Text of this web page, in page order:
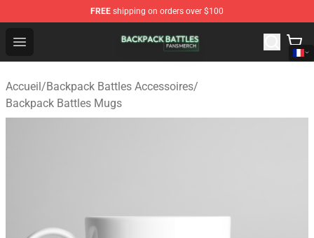
FREE shipping on orders over $100
Open menu
Backpack Battles Shop - Official Backpack Battles
Accueil/Backpack Battles Accessoires/
Backpack Battles Mugs